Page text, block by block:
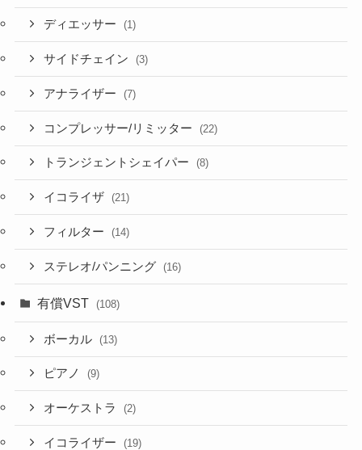
ディエッサー (1)
サイドチェイン (3)
アナライザー (7)
コンプレッサー/リミッター (22)
トランジェントシェイパー (8)
イコライザ (21)
フィルター (14)
ステレオ/パンニング (16)
有償VST (108)
ボーカル (13)
ピアノ (9)
オーケストラ (2)
イコライザー (19)